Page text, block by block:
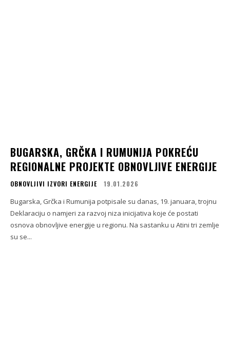
BUGARSKA, GRČKA I RUMUNIJA POKREĆU
REGIONALNE PROJEKTE OBNOVLJIVE ENERGIJE
OBNOVLJIVI IZVORI ENERGIJE 19.01.2026
Bugarska, Grčka i Rumunija potpisale su danas, 19. januara, trojnu
Deklaraciju o namjeri za razvoj niza inicijativa koje će postati
osnova obnovljive energije u regionu. Na sastanku u Atini tri zemlje
su se...